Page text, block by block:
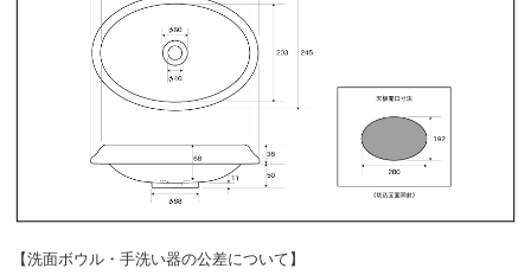
【洗面ボウル・手洗い器の公差について】